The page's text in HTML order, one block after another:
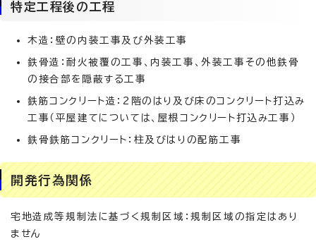
特定工程後の工程
木造：壁の内装工事及び外装工事
鉄骨造：耐火被覆の工事、内装工事、外装工事その他鉄骨
の接合部を隠蔽する工事
鉄筋コンクリート造：2階のはり及び床のコンクリート打込み
工事（平屋建てについては、屋根コンクリート打込み工事）
鉄骨鉄筋コンクリート：柱及びはりの配筋工事
開発行為関係
宅地造成等規制法に基づく規制区域：規制区域の指定はあり
ません